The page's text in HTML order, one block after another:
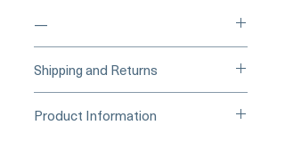
—
____Buy Securely on 1stDibs
Shipping and Returns
At Pearl Vogue, each piece is a
Product Information